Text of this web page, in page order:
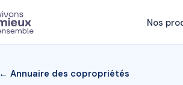
Nos
← Annuaire des copropriétés